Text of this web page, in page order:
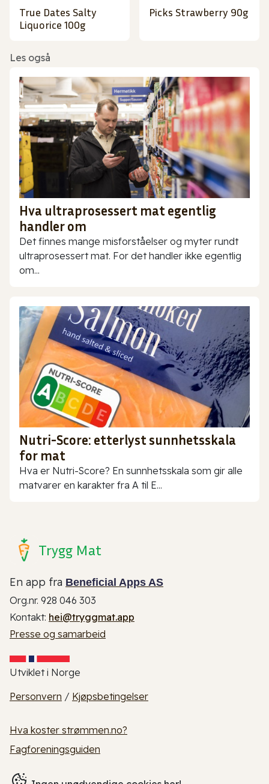
True Dates Salty
Liquorice 100g
Picks Strawberry 90g
Les også
Hva ultraprosessert mat egentlig
handler om
Det finnes mange misforståelser og myter rundt
ultraprosessert mat. For det handler ikke egentlig
om...
Nutri-Score: etterlyst sunnhetsskala
for mat
Hva er Nutri-Score? En sunnhetsskala som gir alle
matvarer en karakter fra A til E...
Trygg Mat
En app fra Beneficial Apps AS
Org.nr. 928 046 303
Kontakt: hei@tryggmat.app
Presse og samarbeid
Utviklet i Norge
Personvern / Kjøpsbetingelser
Hva koster strømmen.no?
Fagforeningsguiden